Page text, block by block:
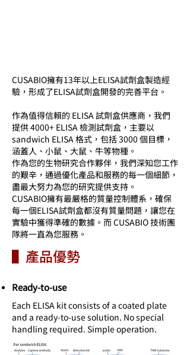
CUSABIO擁有13年以上ELISA試劑盒製造經
驗，形成了ELISA試劑盒開發的完善平台。
作為值得信賴的 ELISA 試劑盒供應商，我們
提供 4000+ ELISA 檢測試劑盒，主要以
sandwich ELISA 格式，包括 3000 個目標，
涵蓋人、小鼠、大鼠、牛等物種。
作為您的生物研究合作夥伴，我們深知您工作
的艱辛，通過優化產品和服務的每一個細節，
盡最大努力為您的研究提供支持。
CUSABIO擁有最嚴格的質量控制體系，確保
每一個ELISA試劑盒都沒有質量問題，讓您在
實驗中獲得準確的數據。而 CUSABIO 技術團
隊將一直為您服務。
▌產品優勢
Ready-to-use
Each ELISA kit consists of a coated plate
and a ready-to-use solution. No special
handling required. Simple operation.